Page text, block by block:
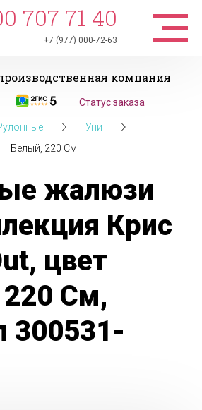
707 71 40
+7 (977) 000-72-63
компания
Статус заказа
Уни
Белый, 220 См
жалюзи
Крис
цвет
См,
300531-